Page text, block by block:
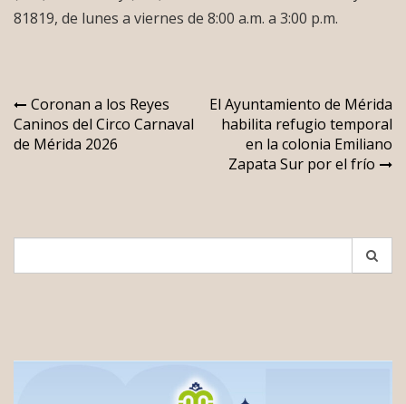
81819, de lunes a viernes de 8:00 a.m. a 3:00 p.m.
Navegación
de
Coronan a los Reyes
Caninos del Circo Carnaval
de Mérida 2026
El Ayuntamiento de Mérida
habilita refugio temporal
en la colonia Emiliano
Zapata Sur por el frío